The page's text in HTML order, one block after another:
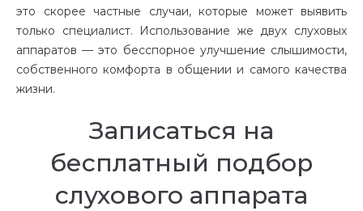
это скорее частные случаи, которые может выявить
только специалист. Использование же двух слуховых
аппаратов — это бесспорное улучшение слышимости,
собственного комфорта в общении и самого качества
жизни.
Записаться на
бесплатный подбор
слухового аппарата